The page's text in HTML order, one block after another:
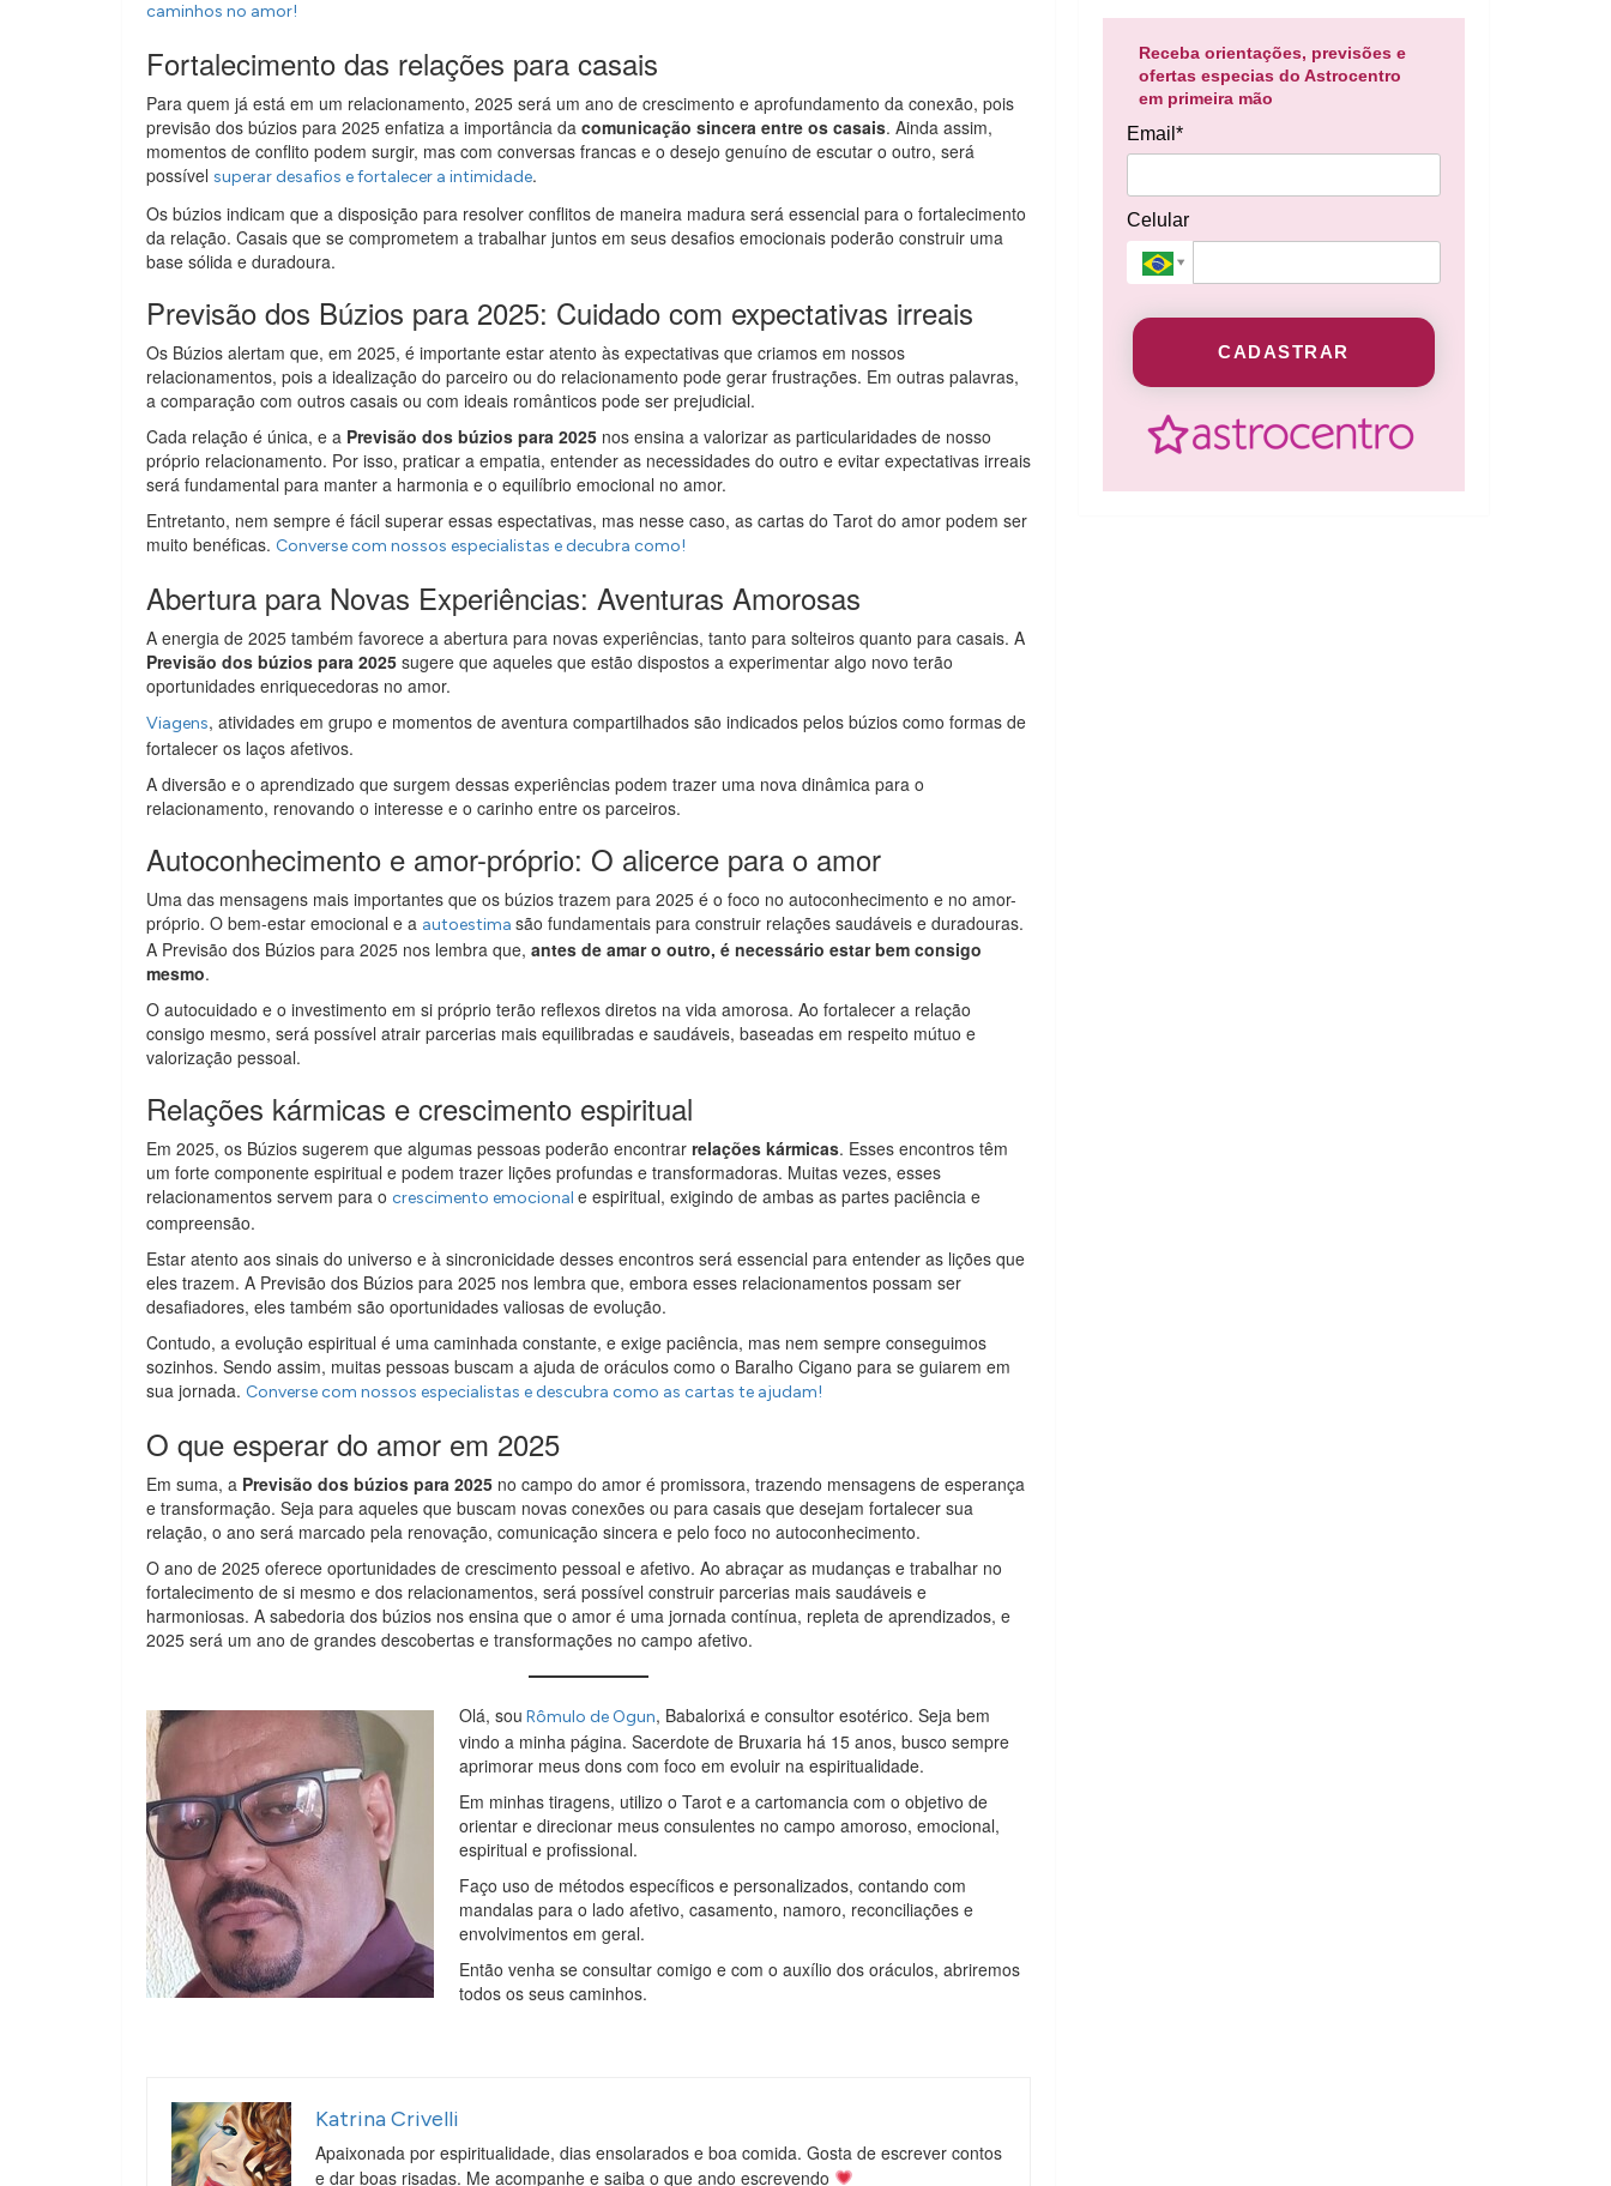
caminhos no amor!
Fortalecimento das relações para casais
Para quem já está em um relacionamento, 2025 será um ano de crescimento e aprofundamento da conexão, pois
previsão dos búzios para 2025 enfatiza a importância da comunicação sincera entre os casais. Ainda assim,
momentos de conflito podem surgir, mas com conversas francas e o desejo genuíno de escutar o outro, será
possível superar desafios e fortalecer a intimidade.
Os búzios indicam que a disposição para resolver conflitos de maneira madura será essencial para o fortalecimento
da relação. Casais que se comprometem a trabalhar juntos em seus desafios emocionais poderão construir uma
base sólida e duradoura.
Previsão dos Búzios para 2025: Cuidado com expectativas irreais
Os Búzios alertam que, em 2025, é importante estar atento às expectativas que criamos em nossos
relacionamentos, pois a idealização do parceiro ou do relacionamento pode gerar frustrações. Em outras palavras,
a comparação com outros casais ou com ideais românticos pode ser prejudicial.
Cada relação é única, e a Previsão dos búzios para 2025 nos ensina a valorizar as particularidades de nosso
próprio relacionamento. Por isso, praticar a empatia, entender as necessidades do outro e evitar expectativas irreais
será fundamental para manter a harmonia e o equilíbrio emocional no amor.
Entretanto, nem sempre é fácil superar essas espectativas, mas nesse caso, as cartas do Tarot do amor podem ser
muito benéficas. Converse com nossos especialistas e decubra como!
Abertura para Novas Experiências: Aventuras Amorosas
A energia de 2025 também favorece a abertura para novas experiências, tanto para solteiros quanto para casais. A
Previsão dos búzios para 2025 sugere que aqueles que estão dispostos a experimentar algo novo terão
oportunidades enriquecedoras no amor.
Viagens, atividades em grupo e momentos de aventura compartilhados são indicados pelos búzios como formas de
fortalecer os laços afetivos.
A diversão e o aprendizado que surgem dessas experiências podem trazer uma nova dinâmica para o
relacionamento, renovando o interesse e o carinho entre os parceiros.
Autoconhecimento e amor-próprio: O alicerce para o amor
Uma das mensagens mais importantes que os búzios trazem para 2025 é o foco no autoconhecimento e no amor-
próprio. O bem-estar emocional e a autoestima são fundamentais para construir relações saudáveis e duradouras.
A Previsão dos Búzios para 2025 nos lembra que, antes de amar o outro, é necessário estar bem consigo
mesmo.
O autocuidado e o investimento em si próprio terão reflexos diretos na vida amorosa. Ao fortalecer a relação
consigo mesmo, será possível atrair parcerias mais equilibradas e saudáveis, baseadas em respeito mútuo e
valorização pessoal.
Relações kármicas e crescimento espiritual
Em 2025, os Búzios sugerem que algumas pessoas poderão encontrar relações kármicas. Esses encontros têm
um forte componente espiritual e podem trazer lições profundas e transformadoras. Muitas vezes, esses
relacionamentos servem para o crescimento emocional e espiritual, exigindo de ambas as partes paciência e
compreensão.
Estar atento aos sinais do universo e à sincronicidade desses encontros será essencial para entender as lições que
eles trazem. A Previsão dos Búzios para 2025 nos lembra que, embora esses relacionamentos possam ser
desafiadores, eles também são oportunidades valiosas de evolução.
Contudo, a evolução espiritual é uma caminhada constante, e exige paciência, mas nem sempre conseguimos
sozinhos. Sendo assim, muitas pessoas buscam a ajuda de oráculos como o Baralho Cigano para se guiarem em
sua jornada. Converse com nossos especialistas e descubra como as cartas te ajudam!
O que esperar do amor em 2025
Em suma, a Previsão dos búzios para 2025 no campo do amor é promissora, trazendo mensagens de esperança
e transformação. Seja para aqueles que buscam novas conexões ou para casais que desejam fortalecer sua
relação, o ano será marcado pela renovação, comunicação sincera e pelo foco no autoconhecimento.
O ano de 2025 oferece oportunidades de crescimento pessoal e afetivo. Ao abraçar as mudanças e trabalhar no
fortalecimento de si mesmo e dos relacionamentos, será possível construir parcerias mais saudáveis e
harmoniosas. A sabedoria dos búzios nos ensina que o amor é uma jornada contínua, repleta de aprendizados, e
2025 será um ano de grandes descobertas e transformações no campo afetivo.
Olá, sou Rômulo de Ogun, Babalorixá e consultor esotérico. Seja bem
vindo a minha página. Sacerdote de Bruxaria há 15 anos, busco sempre
aprimorar meus dons com foco em evoluir na espiritualidade.
Em minhas tiragens, utilizo o Tarot e a cartomancia com o objetivo de
orientar e direcionar meus consulentes no campo amoroso, emocional,
espiritual e profissional.
Faço uso de métodos específicos e personalizados, contando com
mandalas para o lado afetivo, casamento, namoro, reconciliações e
envolvimentos em geral.
Então venha se consultar comigo e com o auxílio dos oráculos, abriremos
todos os seus caminhos.
Katrina Crivelli
Apaixonada por espiritualidade, dias ensolarados e boa comida. Gosta de escrever contos
e dar boas risadas. Me acompanhe e saiba o que ando escrevendo
Receba orientações, previsões e
ofertas especias do Astrocentro
em primeira mão
Email*
Celular
CADASTRAR